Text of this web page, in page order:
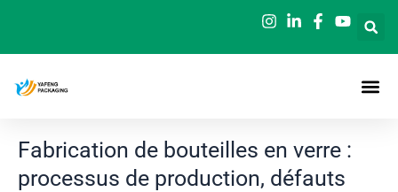
contenu
Fabrication de bouteilles en verre :
processus de production, défauts